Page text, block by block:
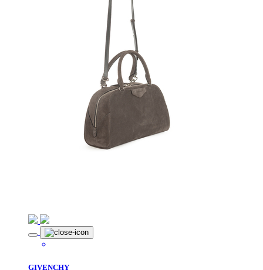
GIVENCHY